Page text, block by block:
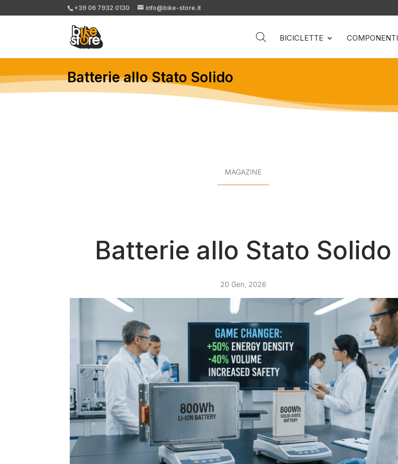
+39 06 7932 0130 info@bike-store.it
BICICLETTE COMPONENTI
Batterie allo Stato Solido
MAGAZINE
Batterie allo Stato Solido
20 Gen, 2026